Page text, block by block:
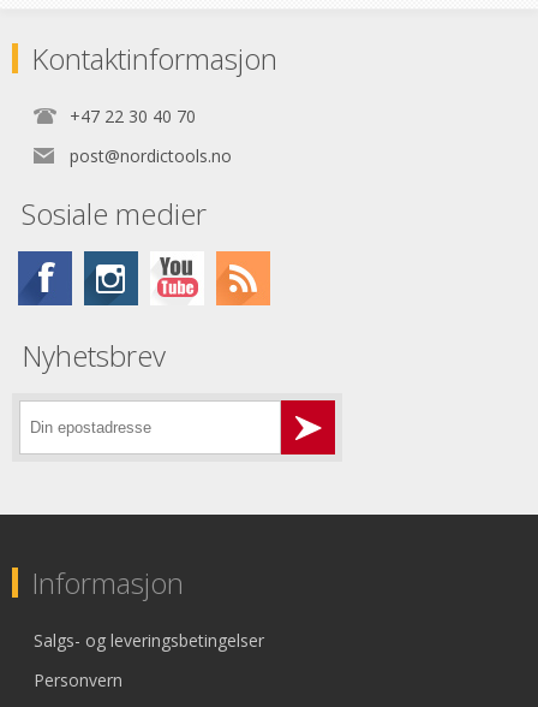
Kontaktinformasjon
+47 22 30 40 70
post@nordictools.no
Sosiale medier
Nyhetsbrev
Informasjon
Salgs- og leveringsbetingelser
Personvern